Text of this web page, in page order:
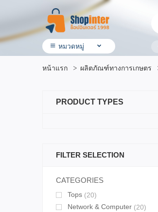
หมวดหมู่
• โรงแรมและบริการ
• ผลิตภัณฑ์ทางการเกษตร
• สุขภาพและความงาม
• บ้าน ที่ดิน & ผลิตภัณฑ์ของใช้
• แฟชั่น เครื่องประดับ
• กีฬาและ การเดินทาง
หน้าแรก ผลิตภัณฑ์ทางการเกษตร
PRODUCT TYPES
FILTER SELECTION
CATEGORIES
Tops (20)
Network & Computer (20)